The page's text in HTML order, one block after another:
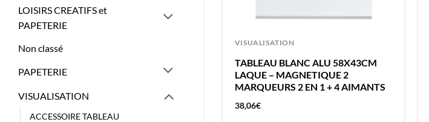
LOISIRS CREATIFS et
PAPETERIE
Non classé
PAPETERIE
VISUALISATION
ACCESSOIRE TABLEAU
VISUALISATION
TABLEAU BLANC ALU 58X43CM
LAQUE – MAGNETIQUE 2
MARQUEURS 2 EN 1 + 4 AIMANTS
38,06€
ACIER LAQUE MAGNETIQUE